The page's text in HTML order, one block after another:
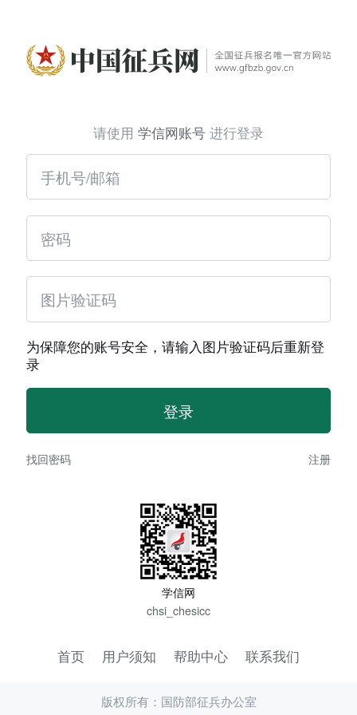
请使用 学信网账号 进行登录
为保障您的账号安全，请输入图片验证码后重新登
录
找回密码 注册
学信网
chsi_chesicc
首页 用户须知 帮助中心 联系我们
版权所有：国防部征兵办公室